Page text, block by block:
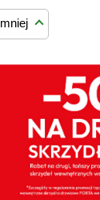
mniej